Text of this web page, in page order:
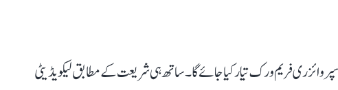
اور سپروائزری فریم ورک تیار کیا جائے گا۔ ساتھ ہی شریعت کے مطابق لیکویڈیٹی